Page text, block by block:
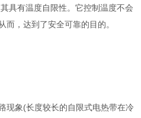
具有温度自限性。它控制温度不会
而，达到了安全可靠的目的。
现象(长度较长的自限式电热带在冷